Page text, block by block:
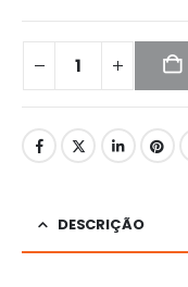
DESCRIÇÃO